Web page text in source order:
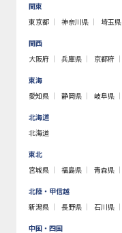
関東
東京都 神奈川県 埼玉県
関西
大阪府 兵庫県 京都府
東海
愛知県 静岡県 岐阜県
北海道
北海道
東北
宮城県 福島県 青森県
北陸・甲信越
新潟県 長野県 石川県
中国・四国